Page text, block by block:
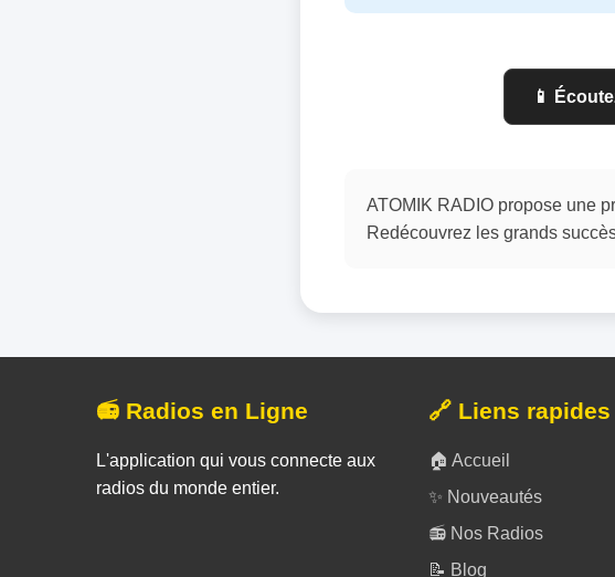
📱
ATOMIK RADIO propose une
Redécouvrez les grands
📻 Radios en Ligne
L'application qui vous connecte aux
radios du monde entier.
🔗 Liens rapides
🏠 Accueil
✨ Nouveautés
📻 Nos Radios
📝 Blog